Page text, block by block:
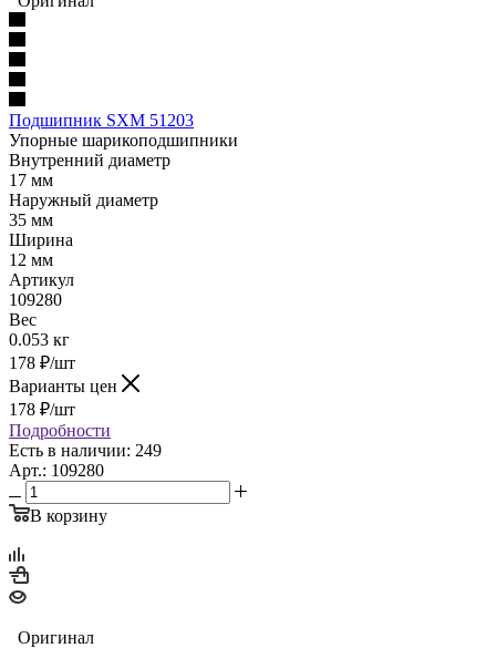
Подшипник SXM 51203
Упорные шарикоподшипники
Внутренний диаметр
17 мм
Наружный диаметр
35 мм
Ширина
12 мм
Артикул
109280
Вес
0.053 кг
178 ₽/шт
Варианты цен
178 ₽/шт
Подробности
Есть в наличии: 249
Арт.: 109280
В корзину
Оригинал